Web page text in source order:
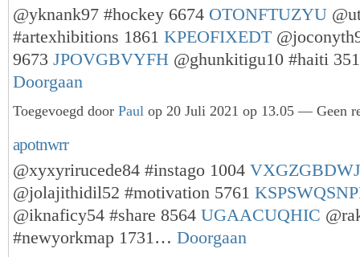
@yknank97 #hockey 6674 OTONFTUZYU
#artexhibitions 1861 KPEOFIXEDT
9673 JPOVGBVYFH @ghunkitigu10 #haiti
Doorgaan
Toegevoegd door Paul op 20 Juli 2021 op 13.05 — Geen
apotnwrr
@xyxyrirucede84 #instago 1004
@jolajithidil52 #motivation 5761
@iknaficy54 #share 8564 UGAACUQHIC
#newyorkmap 1731… Doorgaan